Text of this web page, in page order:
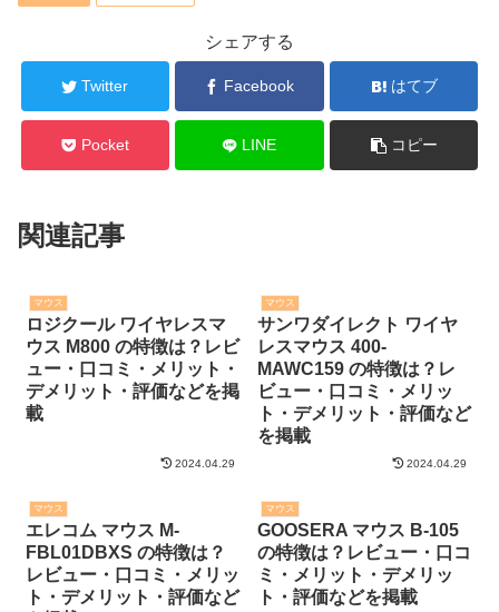
シェアする
Twitter Facebook はてブ
Pocket LINE コピー
関連記事
マウス
ロジクール ワイヤレスマ
ウス M800 の特徴は？レビ
ュー・口コミ・メリット・
デメリット・評価などを掲
載
2024.04.29
マウス
サンワダイレクト ワイヤ
レスマウス 400-
MAWC159 の特徴は？レ
ビュー・口コミ・メリッ
ト・デメリット・評価など
を掲載
2024.04.29
マウス
エレコム マウス M-
FBL01DBXS の特徴は？
レビュー・口コミ・メリッ
ト・デメリット・評価など
マウス
GOOSERA マウス B-105
の特徴は？レビュー・口コ
ミ・メリット・デメリッ
ト・評価などを掲載